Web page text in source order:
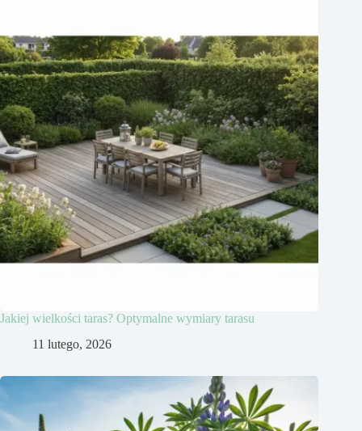
Jakiej wielkości taras? Optymalne wymiary tarasu
11 lutego, 2026